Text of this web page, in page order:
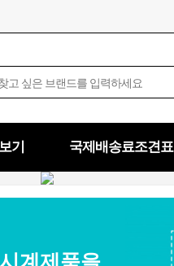
기 국제배송료조견표
계제품을